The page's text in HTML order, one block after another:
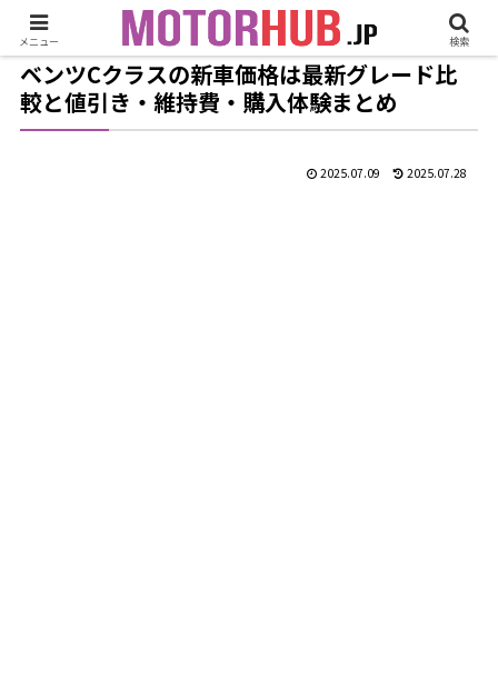
ベンツCクラスの新車価格は最新グレード比
較と値引き・維持費・購入体験まとめ
2025.07.09 2025.07.28
メニュー 検索